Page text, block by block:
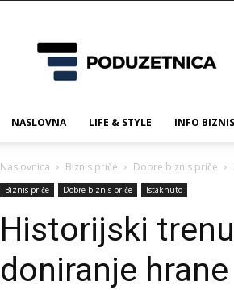
NASLOVNA LIFE & STYLE INFO BIZNIS
Naslovnica Biznis priče Dobre biznis priče
Biznis priče Dobre biznis priče Istaknuto
Historijski
doniranje